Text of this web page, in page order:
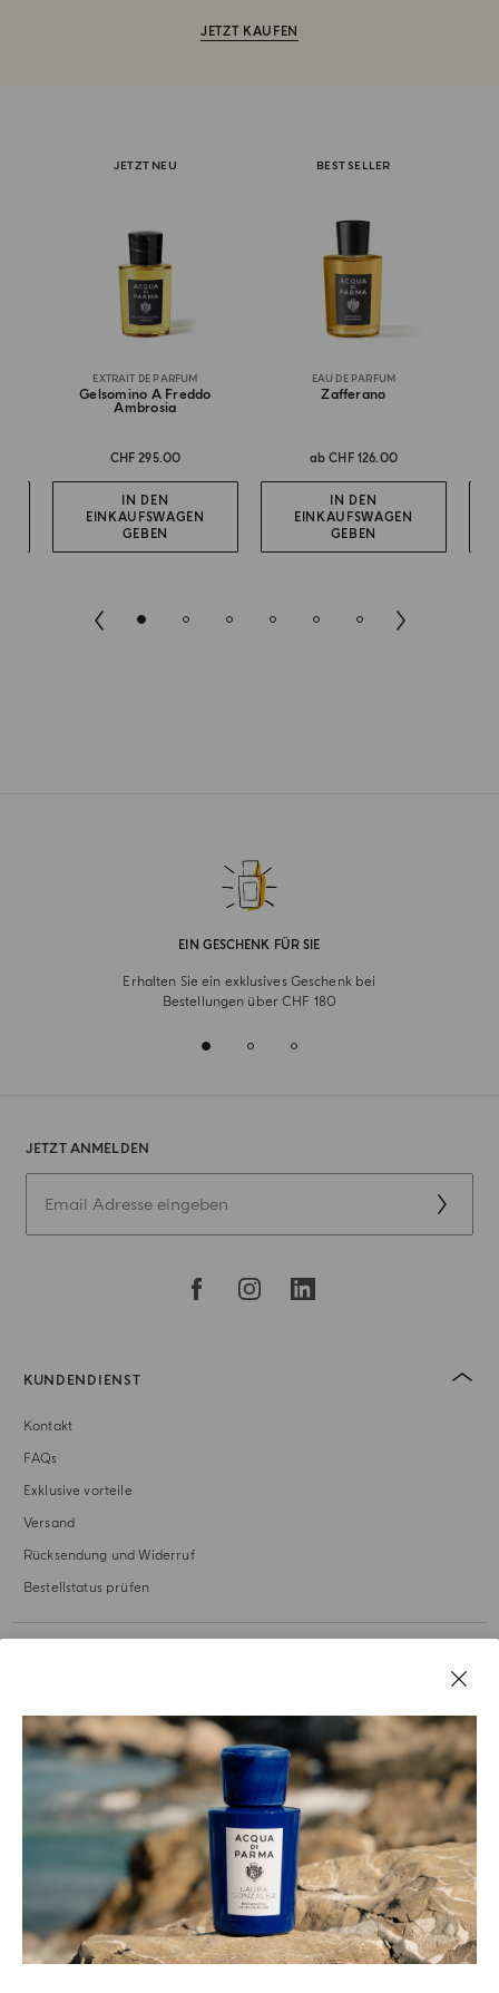
JETZT KAUFEN
JETZT NEU
EXTRAIT DE PARFUM
Gelsomino A Freddo
Ambrosia
CHF 295.00
IN DEN
EINKAUFSWAGEN
GEBEN
BEST SELLER
EAU DE PARFUM
Zafferano
abCHF 126.00
IN DEN
EINKAUFSWAGEN
GEBEN
EIN GESCHENK FÜR SIE
Erhalten Sie ein exklusives Geschenk bei
Bestellungen über CHF 180
JETZT ANMELDEN
KUNDENDIENST
Kontakt
FAQs
Exklusive vorteile
Versand
Rücksendung und Widerruf
Bestellstatus prüfen